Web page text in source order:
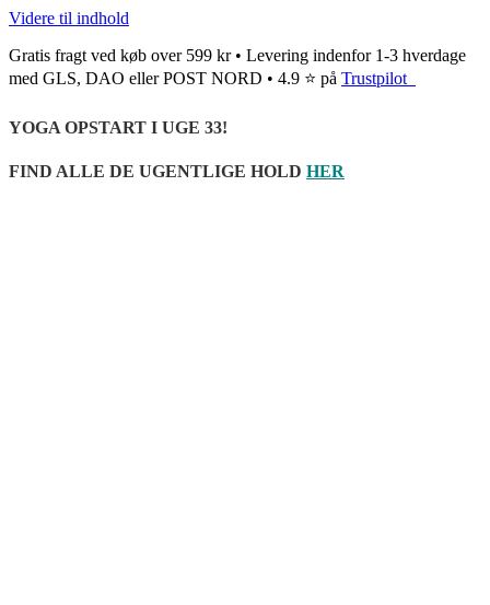
Videre til indhold
Gratis fragt ved køb over 599 kr • Levering indenfor 1-3 hverdage
med GLS, DAO eller POST NORD • 4.9 ⭐ på Trustpilot
YOGA OPSTART I UGE 33!
FIND ALLE DE UGENTLIGE HOLD HER